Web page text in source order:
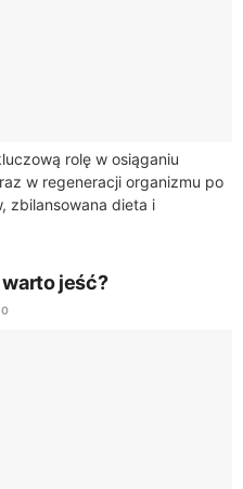
rolę w osiąganiu
w regeneracji organizmu po
zbilansowana dieta i
jeść?
0